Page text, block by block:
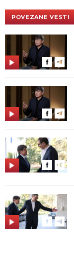
POVEZANE VESTI